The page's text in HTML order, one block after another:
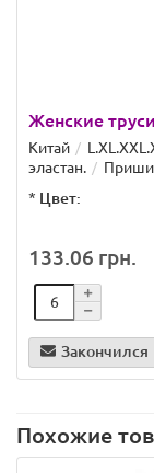
Женские
Китай
эластан.
* Цвет:
133.06 грн.
Закончился
Похожие